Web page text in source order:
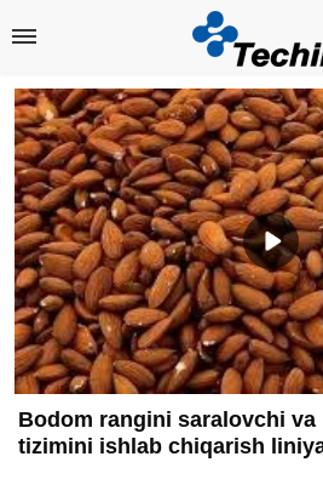
Bodom rangini saralovchi
tizimini ishlab chiqarish